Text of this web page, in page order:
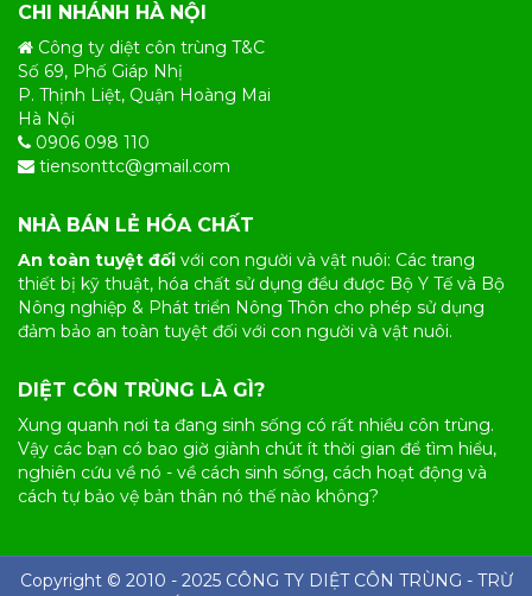
CHI NHÁNH HÀ NỘI
Công ty diệt côn trùng T&C
Số 69, Phố Giáp Nhị
P. Thịnh Liệt, Quận Hoàng Mai
Hà Nội
0906 098 110
tiensonttc@gmail.com
NHÀ BÁN LẺ HÓA CHẤT
An toàn tuyệt đối với con người và vật nuôi: Các trang
thiết bị kỹ thuật, hóa chất sử dụng đều được Bộ Y Tế và Bộ
Nông nghiệp & Phát triển Nông Thôn cho phép sử dụng
đảm bảo an toàn tuyệt đối với con người và vật nuôi.
DIỆT CÔN TRÙNG LÀ GÌ?
Xung quanh nơi ta đang sinh sống có rất nhiều côn trùng.
Vậy các bạn có bao giờ giành chút ít thời gian để tìm hiểu,
nghiên cứu về nó - về cách sinh sống, cách hoạt động và
cách tự bảo vệ bản thân nó thế nào không?
Copyright © 2010 - 2025 CÔNG TY DIỆT CÔN TRÙNG - TRỪ